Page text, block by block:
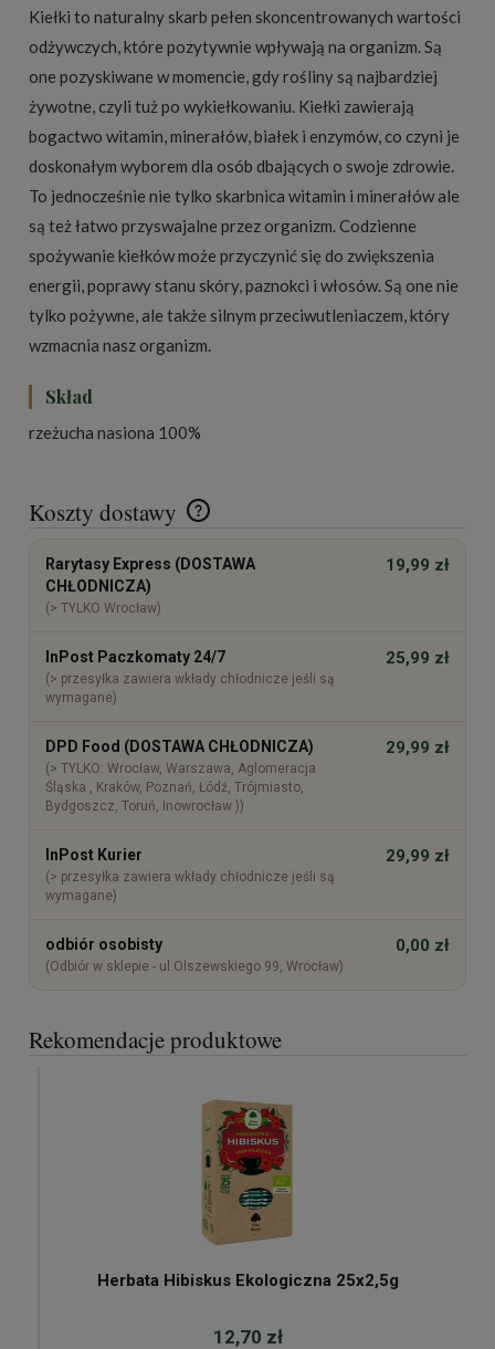
Kiełki to naturalny skarb pełen skoncentrowanych wartości
odżywczych, które pozytywnie wpływają na organizm. Są
one pozyskiwane w momencie, gdy rośliny są najbardziej
żywotne, czyli tuż po wykiełkowaniu. Kiełki zawierają
bogactwo witamin, minerałów, białek i enzymów, co czyni je
doskonałym wyborem dla osób dbających o swoje zdrowie.
To jednocześnie nie tylko skarbnica witamin i minerałów ale
są też łatwo przyswajalne przez organizm. Codzienne
spożywanie kiełków może przyczynić się do zwiększenia
energii, poprawy stanu skóry, paznokci i włosów. Są one nie
tylko pożywne, ale także silnym przeciwutleniaczem, który
wzmacnia nasz organizm.
Skład
rzeżucha nasiona 100%
Koszty dostawy
Cena nie zawiera ewentualnych kosztów płatności
Rarytasy Express (DOSTAWA
CHŁODNICZA)
(> TYLKO Wrocław)
19,99 zł
InPost Paczkomaty 24/7
(> przesyłka zawiera wkłady chłodnicze jeśli są
wymagane)
25,99 zł
DPD Food (DOSTAWA CHŁODNICZA)
(> TYLKO: Wrocław, Warszawa, Aglomeracja
Śląska , Kraków, Poznań, Łódź, Trójmiasto,
Bydgoszcz, Toruń, Inowrocław ))
29,99 zł
InPost Kurier
(> przesyłka zawiera wkłady chłodnicze jeśli są
wymagane)
29,99 zł
odbiór osobisty
(Odbiór w sklepie - ul.Olszewskiego 99, Wrocław)
0,00 zł
Rekomendacje produktowe
Herbata Hibiskus Ekologiczna 25x2,5g
12,70 zł